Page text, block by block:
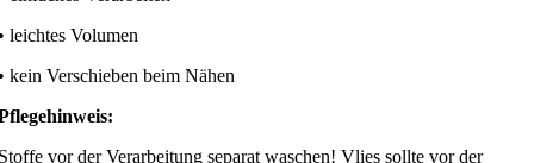
leichtes Volumen
kein Verschieben beim Nähen
vor der Verarbeitung separat waschen! Vlies sollte vor der